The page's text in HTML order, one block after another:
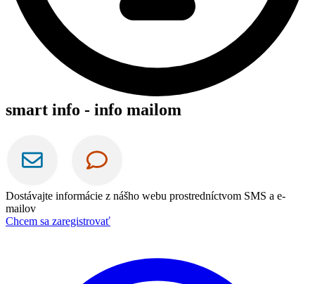
smart info - info mailom
Dostávajte informácie z nášho webu prostredníctvom SMS a e-
mailov
Chcem sa zaregistrovať